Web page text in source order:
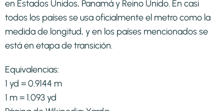
en Estados Unidos, Panamá y Reino Unido. En casi
todos los países se usa oficialmente el metro como la
medida de longitud, y en los países mencionados se
está en etapa de transición.​
Equivalencias:
1 yd = 0.9144 m
1 m = 1.093 yd